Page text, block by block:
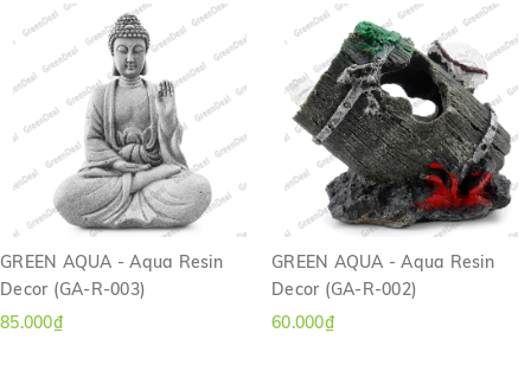
GREEN AQUA - Aqua Resin
Decor (GA-R-003)
85.000₫
GREEN AQUA - Aqua Resin
Decor (GA-R-002)
60.000₫